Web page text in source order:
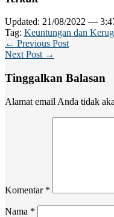
Updated: 21/08/2022 —
Tag: Keuntungan dan
← Previous Post
Next Post →
Tinggalkan Balasan
Alamat email Anda tidak
Komentar *
Nama *